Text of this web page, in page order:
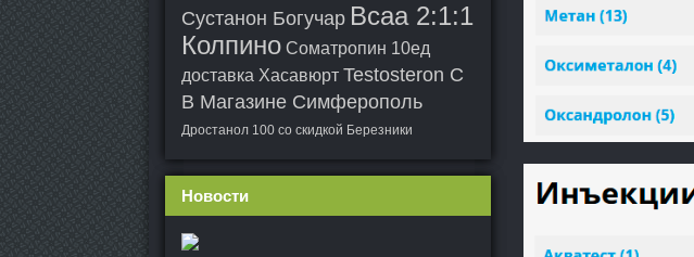
Сустанон Богучар Всаа 2:1:1
Колпино Cоматропин 10ед
доставка Хасавюрт Testosteron C
В Магазине Симферополь
Дростанол 100 со скидкой Березники
Новости